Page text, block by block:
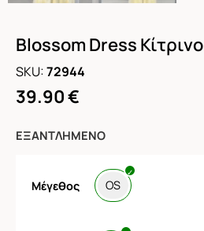
Blossom Dress Κίτρινο
SKU:72944
39.90€
ΕΞΑΝΤΛΗΜΈΝΟ
Μέγεθος OS